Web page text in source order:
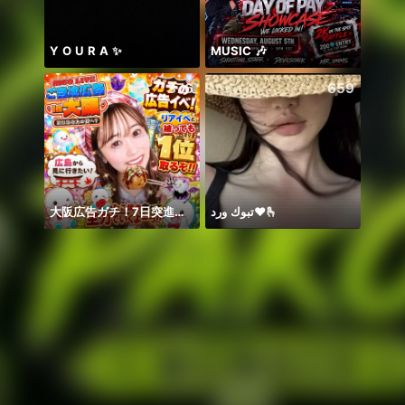
Y O U R A ✨ MUSIC 🎶
376
大阪広告ガチ！7日突進ラスト。浴衣マイイベもぜひ💕
659
تبوك ورد❤️🫰
افضل